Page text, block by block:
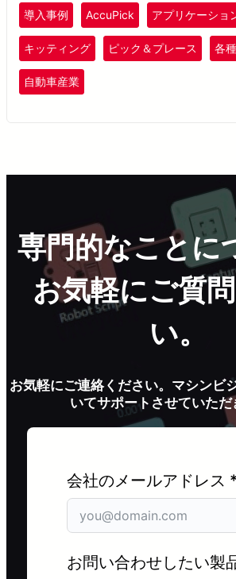
た私たちのソリューションは、複雑なオブ
識することに優れています。
導入事例 AccuPick アプリケーショ
キッティング ピック＆プレース 各
自動車産業
専門的なことに
お気軽にご質
い。
お気軽にご連絡ください。マシンビ
いてサポートさせていただ
会社のメールアドレス *
お問い合わせしたい製